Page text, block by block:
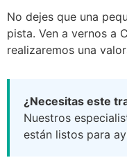
No dejes que una
pista. Ven a vernos a
realizaremos una
¿Necesitas este
Nuestros
están listos para